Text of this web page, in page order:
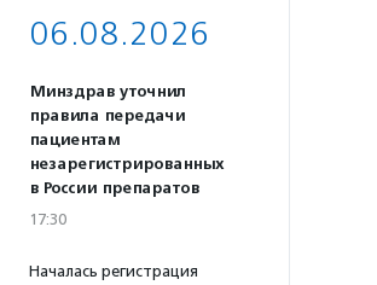
06.08.2026
Минздрав уточнил
правила передачи
пациентам
незарегистрированных
в России препаратов
17:30
Началась регистрация